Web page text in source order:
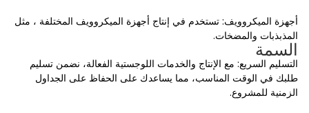
أجهزة الميكروويف: تستخدم في إنتاج أجهزة الميكروويف المختلفة ، مثل
المذبذبات والمضخات.
السمة
التسليم السريع: مع الإنتاج والخدمات اللوجستية الفعالة، نضمن تسليم
طلبك في الوقت المناسب، مما يساعدك على الحفاظ على الجداول
الزمنية للمشروع.